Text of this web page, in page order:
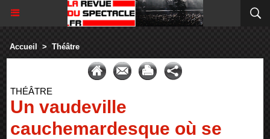
Accueil > Théâtre
THÉÂTRE
Un vaudeville
cauchemardesque où se